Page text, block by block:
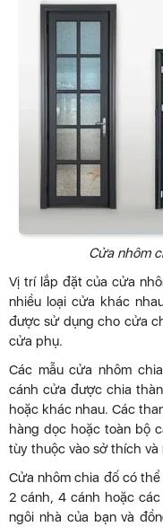
Cửa nhôm
Vị trí lắp đặt của cửa
nhiều loại cửa khác
được sử dụng cho cửa
cửa phụ.
Các mẫu cửa nhôm
cánh cửa được chia
hoặc khác nhau. Các
hàng dọc hoặc toàn bộ
tùy thuộc vào sở thích
Cửa nhôm chia đố có
2 cánh, 4 cánh hoặc
ngôi nhà của bạn và